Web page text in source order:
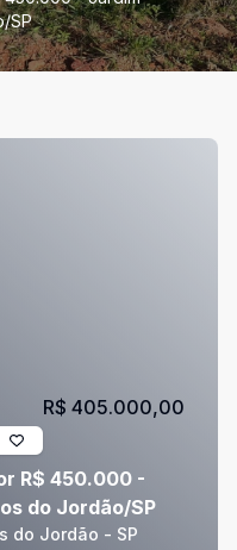
SP
R$ 450.000 -
do Jordão/SP
do Jordão - SP
R$ 405.000,00